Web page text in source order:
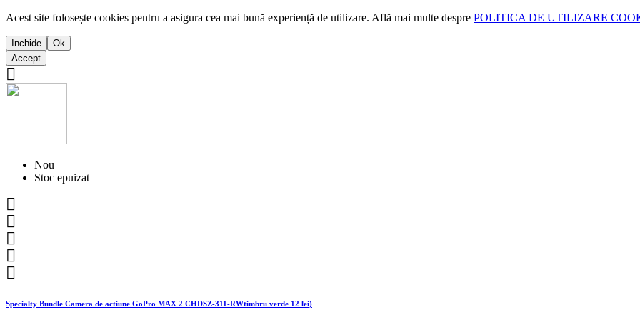
Acest site folosește cookies pentru a asigura cea mai bună experiență de utilizare. Află mai multe despre POLITICA DE UTILIZARE
Inchide
Ok
Accept

Nou
Stoc epuizat





Specialty Bundle Camera de actiune GoPro MAX 2 CHDSZ-311-RWtimbru verde 12 lei)